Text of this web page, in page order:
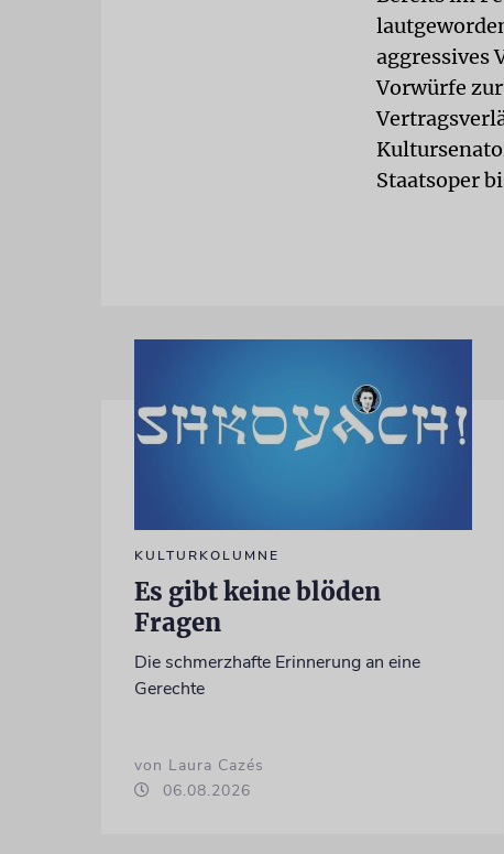
aggressives
Vorwürfe
Staatsoper
KULTURKOLUMNE
Es gibt keine blöden
Fragen
Die schmerzhafte Erinnerung an eine
Gerechte
von Laura Cazés
06.08.2026